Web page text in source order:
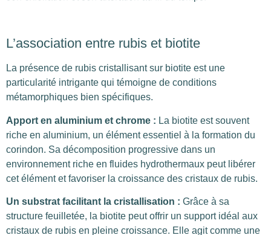
L’association entre rubis et biotite
La présence de rubis cristallisant sur biotite est une
particularité intrigante qui témoigne de conditions
métamorphiques bien spécifiques.
Apport en aluminium et chrome : La biotite est souvent
riche en aluminium, un élément essentiel à la formation du
corindon. Sa décomposition progressive dans un
environnement riche en fluides hydrothermaux peut libérer
cet élément et favoriser la croissance des cristaux de rubis.
Un substrat facilitant la cristallisation : Grâce à sa
structure feuilletée, la biotite peut offrir un support idéal aux
cristaux de rubis en pleine croissance. Elle agit comme une